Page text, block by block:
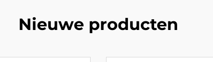
Nieuwe producten